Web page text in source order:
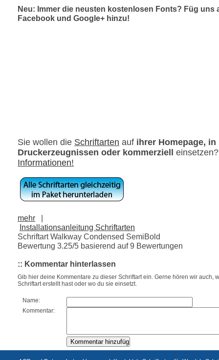
Neu: Immer die neusten kostenlosen Fonts? Füg uns
Facebook und Google+ hinzu!
Sie wollen die Schriftarten auf ihrer Homepage, in
Druckerzeugnissen oder kommerziell
Informationen!
mehr
|
Installationsanleitung Schriftarten
Schriftart Walkway Condensed SemiBold
Bewertung 3.25/5 basierend auf9 Bewertungen
:: Kommentar hinterlassen
Gib hier deine Kommentare zu dieser Schriftart ein. Gerne hören wir auch,
Schriftart erstellt hast oder wo du sie einsetzt.
Name:
Kommentar: